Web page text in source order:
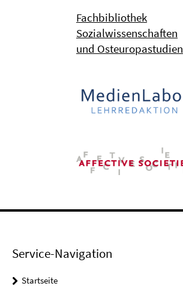
Fachbibliothek
Sozialwissenschaften
und Osteuropastudien
Service-Navigation
Startseite